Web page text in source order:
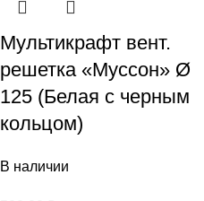
Мультикрафт вент.
решетка «Муссон» Ø
125 (Белая с черным
кольцом)
В наличии